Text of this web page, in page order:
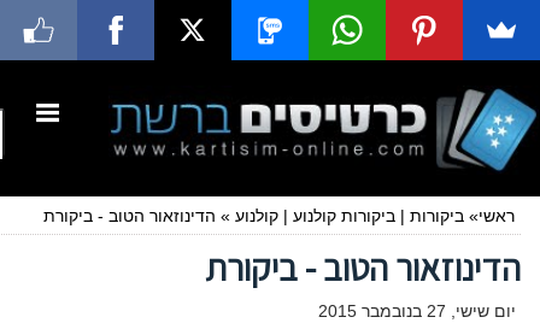
ראשי» ביקורות | ביקורות קולנוע | קולנוע » הדינוזאור הטוב - ביקורת
הדינוזאור הטוב - ביקורת
יום שישי, 27 בנובמבר 2015